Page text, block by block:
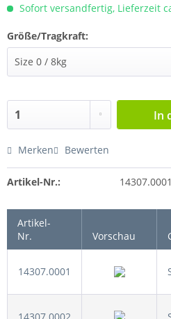
Sofort versandfertig, Lieferzeit
Größe/Tragkraft:
In
Merken Bewerten
Artikel-Nr.: 14307.0001
Artikel-
Nr.
Vorschau
14307.0001
14307.0002